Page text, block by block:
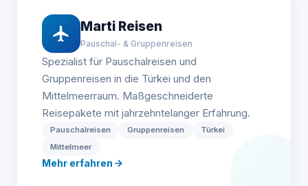
Marti Reisen
Pauschal- & Gruppenreisen
Spezialist für Pauschalreisen und
Gruppenreisen in die Türkei und den
Mittelmeerraum. Maßgeschneiderte
Reisepakete mit jahrzehntelanger Erfahrung.
Pauschalreisen Gruppenreisen
Türkei
Mittelmeer
Mehr erfahren